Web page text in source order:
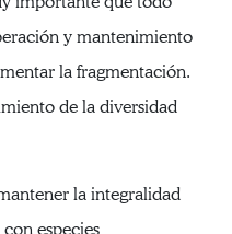
y mantenimiento
la fragmentación.
de la diversidad
la integralidad
especies